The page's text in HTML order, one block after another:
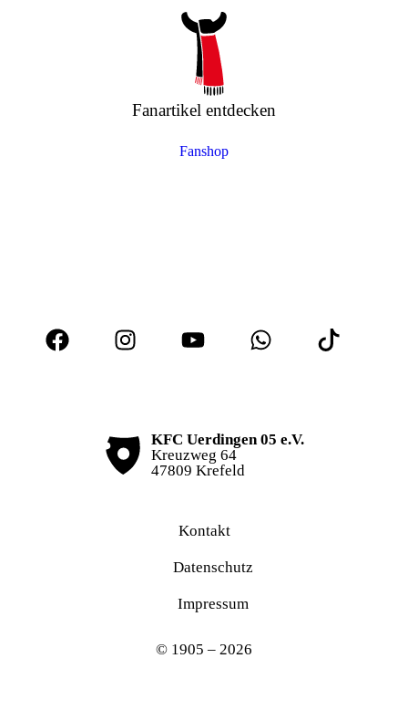
Fanartikel entdecken
Fanshop
KFC Uerdingen 05 e.V.
Kreuzweg 64
47809 Krefeld
Kontakt
Datenschutz
Impressum
© 1905 – 2026